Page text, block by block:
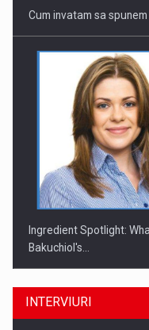
Cum invatam sa
Ingredient Spotlight:
Bakuchiol's…
INTERVIURI